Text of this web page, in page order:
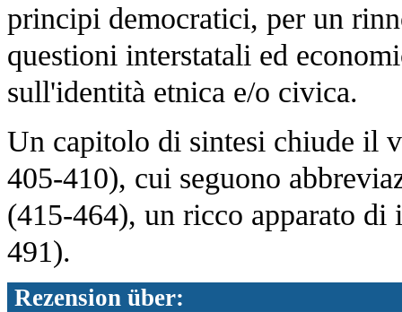
principi democratici, per un
questioni interstatali ed
sull'identità etnica e/o civica.
Un capitolo di sintesi chiude il
405-410), cui seguono
(415-464), un ricco apparato
491).
Rezension über: